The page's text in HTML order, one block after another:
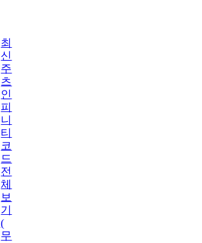
최
신
주
츠
인
피
니
티
코
드
전
체
보
기
(
무